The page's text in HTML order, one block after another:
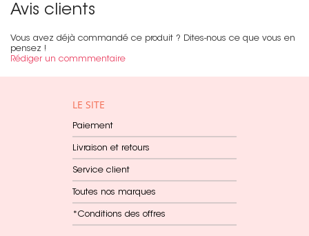
Avis clients
Vous avez déjà commandé ce produit ? Dites-nous ce que vous en
pensez !
Rédiger un commmentaire
LE SITE
Paiement
Livraison et retours
Service client
Toutes nos marques
*Conditions des offres